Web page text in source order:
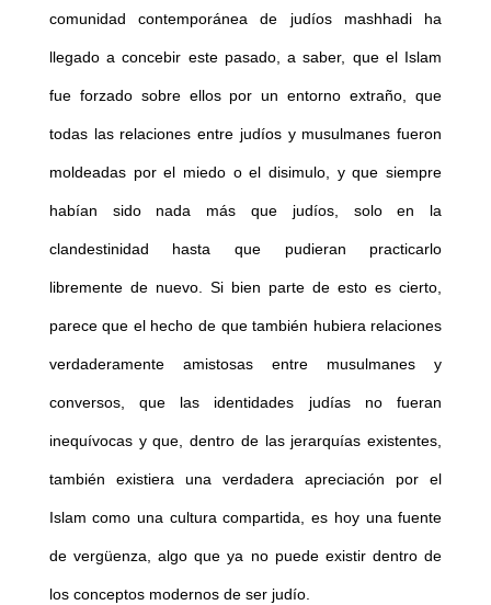
comunidad contemporánea de judíos mashhadi ha
llegado a concebir este pasado, a saber, que el Islam
fue forzado sobre ellos por un entorno extraño, que
todas las relaciones entre judíos y musulmanes fueron
moldeadas por el miedo o el disimulo, y que siempre
habían sido nada más que judíos, solo en la
clandestinidad hasta que pudieran practicarlo
libremente de nuevo. Si bien parte de esto es cierto,
parece que el hecho de que también hubiera relaciones
verdaderamente amistosas entre musulmanes y
conversos, que las identidades judías no fueran
inequívocas y que, dentro de las jerarquías existentes,
también existiera una verdadera apreciación por el
Islam como una cultura compartida, es hoy una fuente
de vergüenza, algo que ya no puede existir dentro de
los conceptos modernos de ser judío.